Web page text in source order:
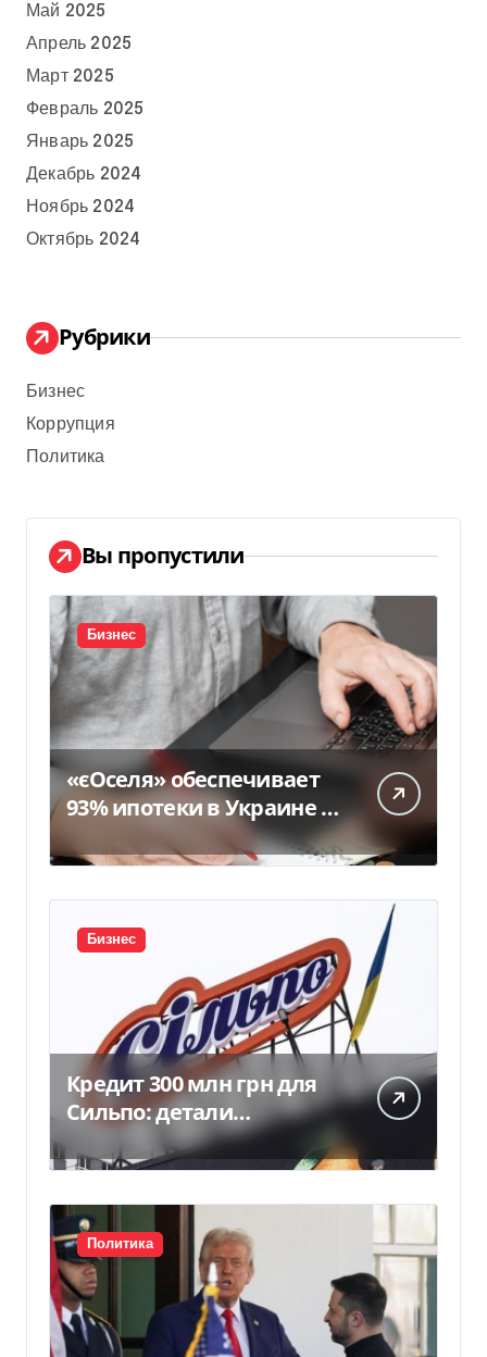
Май 2025
Апрель 2025
Март 2025
Февраль 2025
Январь 2025
Декабрь 2024
Ноябрь 2024
Октябрь 2024
Рубрики
Бизнес
Коррупция
Политика
Вы пропустили
Бизнес
«єОселя» обеспечивает
93% ипотеки в Украине –
банкиры
Бизнес
Кредит 300 млн грн для
Сильпо: детали
соглашения с
Ощадбанком
Политика